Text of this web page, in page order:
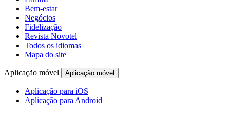
Bem-estar
Negócios
Fidelização
Revista Novotel
Todos os idiomas
Mapa do site
Aplicação móvel Aplicação móvel
Aplicação para iOS
Aplicação para Android